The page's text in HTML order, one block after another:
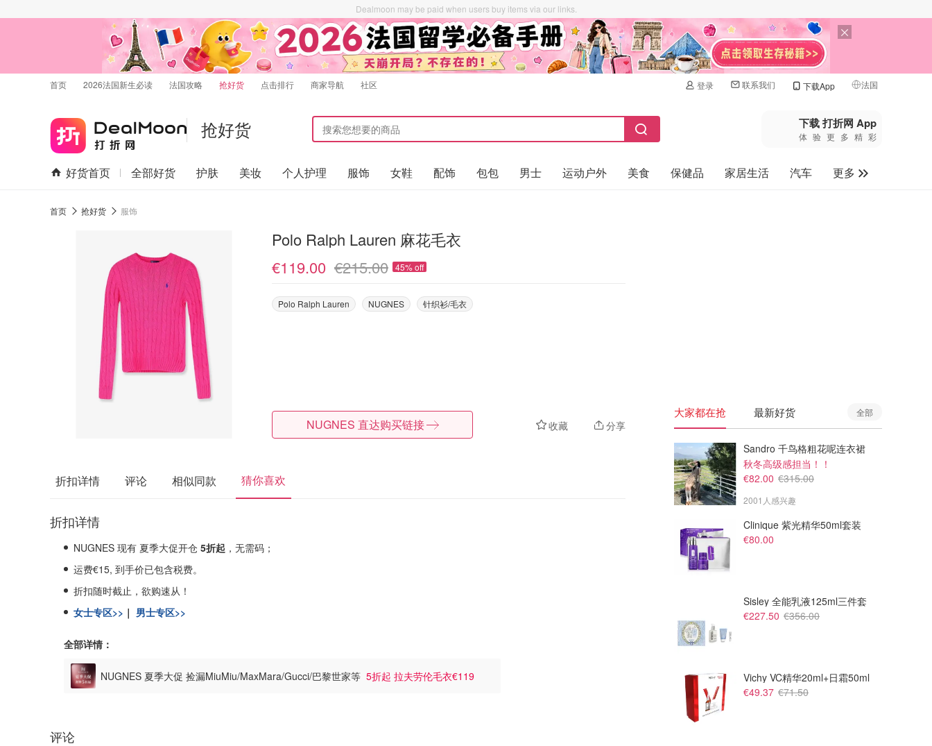
Dealmoon may be paid when users buy items via our links.
首页 2026法国新生必读 法国攻略 抢好货 点击排行 商家导航 社区 登录 联系我们 下载App 法国
🇺🇸美国
🇨🇳中国
🇨🇦加拿大
抢好货 下载 打折网 App
体验更多精彩
好货首页 全部好货 护肤 美妆 个人护理 服饰 女鞋 配饰 包包 男士 运动户外 美食 保健品 家居生活 汽车
更多
首页 抢好货 服饰
Polo Ralph Lauren 麻花毛衣
€119.00 €215.00 45% off
Polo Ralph Lauren NUGNES 针织衫/毛衣
收藏 分享
NUGNES 直达购买链接
折扣详情 评论 相似同款 猜你喜欢
折扣详情
NUGNES 现有 夏季大促开仓 5折起 ，无需码；
运费€15, 到手价已包含税费。
折扣随时截止，欲购速从！
女士专区>> ｜ 男士专区>>
全部详情：
NUGNES 夏季大促 捡漏MiuMiu/MaxMara/Gucci/巴黎世家等 5折起 拉夫劳伦毛衣€119
评论
大家都在抢 最新好货 全部
Sandro 千鸟格粗花呢连衣裙
秋冬高级感担当！！
€82.00 €315.00
2001人感兴趣
Clinique 紫光精华50ml套装
€80.00
Sisley 全能乳液125ml三件套
€227.50 €356.00
Vichy VC精华20ml+日霜50ml
€49.37 €71.50